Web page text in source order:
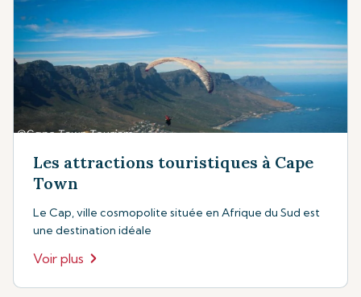
Les attractions touristiques à Cape
Town
Le Cap, ville cosmopolite située en Afrique du Sud est
une destination idéale
Voir plus